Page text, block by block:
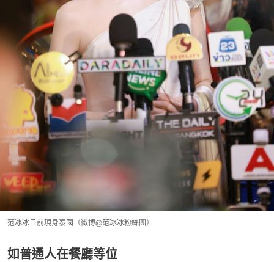
范冰冰日前現身泰國（微博@范冰冰粉絲團）
如普通人在餐廳等位